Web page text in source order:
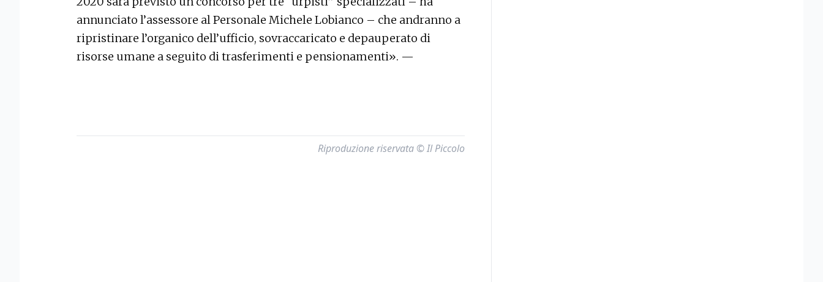
annunciato l’assessore al Personale Michele Lobianco – che andranno a
ripristinare l’organico dell’ufficio, sovraccaricato e depauperato di
risorse umane a seguito di trasferimenti e pensionamenti». —
Riproduzione riservata © Il Piccolo